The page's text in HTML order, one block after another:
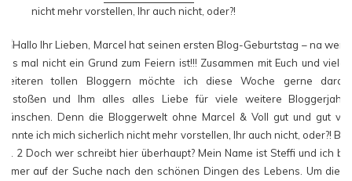
nicht mehr vorstellen, Ihr auch nicht, oder?!